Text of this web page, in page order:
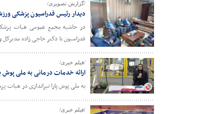
/گزارش تصویری/
دیدار رئیس فدراسیون پزشکی
در حاشیه مجمع عمومی هیات پزشکی
فدراسیون با دکتر حاجی زاده مدیرکل
/فیلم خبری/
ارائه خدمات درمانی به ملی پوش
به ملی پوش پارا تیراندازی در
/فیلم خبری/